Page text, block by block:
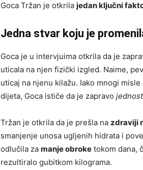
Goca Tržan je otkrila jedan ključni
Jedna stvar koju je
Goca je u intervjuima otkrila da je
uticala na njen fizički izgled. Naime,
uticaj na njenu kilažu. Iako mnogi
dijeta, Goca ističe da je zapravo
Tržan je otkrila da je prešla na zdraviji
smanjenje unosa ugljenih hidrata i
odlučila za manje obroke tokom dana,
rezultiralo gubitkom kilograma.